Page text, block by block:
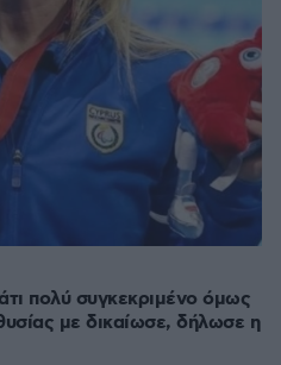
πολύ συγκεκριμένο όμως
με δικαίωσε, δήλωσε η